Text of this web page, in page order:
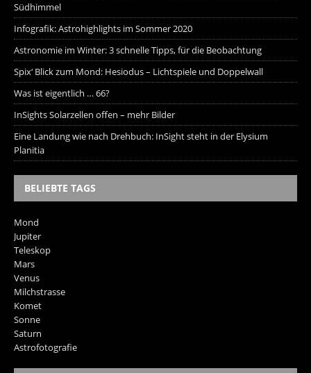
Südhimmel
Infografik: Astrohighlights im Sommer 2020
Astronomie im Winter: 3 schnelle Tipps, für die Beobachtung
Spix‘ Blick zum Mond: Hesiodus – Lichtspiele und Doppelwall
Was ist eigentlich … 66?
InSights Solarzellen offen – mehr Bilder
Eine Landung wie nach Drehbuch: InSight steht in der Elysium
Planitia
BELIEBTE TAGS
Mond
Jupiter
Teleskop
Mars
Venus
Milchstrasse
Komet
Sonne
Saturn
Astrofotografie